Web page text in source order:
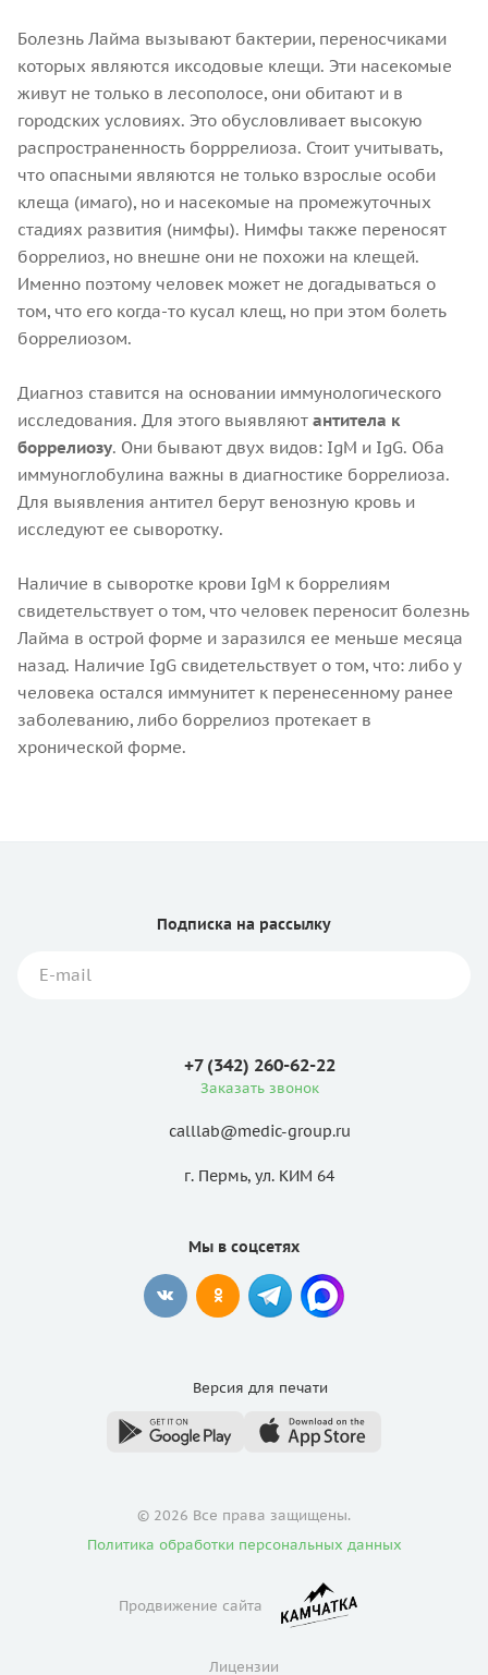
Болезнь Лайма вызывают бактерии, переносчиками
которых являются иксодовые клещи. Эти насекомые
живут не только в лесополосе, они обитают и в
городских условиях. Это обусловливает высокую
распространенность борррелиоза. Стоит учитывать,
что опасными являются не только взрослые особи
клеща (имаго), но и насекомые на промежуточных
стадиях развития (нимфы). Нимфы также переносят
боррелиоз, но внешне они не похожи на клещей.
Именно поэтому человек может не догадываться о
том, что его когда-то кусал клещ, но при этом болеть
боррелиозом.
Диагноз ставится на основании иммунологического
исследования. Для этого выявляют антитела к
боррелиозу. Они бывают двух видов: IgM и IgG. Оба
иммуноглобулина важны в диагностике боррелиоза.
Для выявления антител берут венозную кровь и
исследуют ее сыворотку.
Наличие в сыворотке крови IgM к боррелиям
свидетельствует о том, что человек переносит болезнь
Лайма в острой форме и заразился ее меньше месяца
назад. Наличие IgG свидетельствует о том, что: либо у
человека остался иммунитет к перенесенному ранее
заболеванию, либо боррелиоз протекает в
хронической форме.
Подписка на рассылку
+7 (342) 260-62-22
Заказать звонок
calllab@medic-group.ru
г. Пермь, ул. КИМ 64
Мы в соцсетях
Версия для печати
© 2026 Все права защищены.
Политика обработки персональных данных
Продвижение сайта
Лицензии